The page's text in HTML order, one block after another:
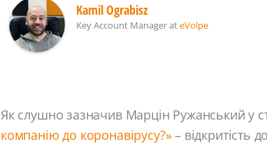
Kamil Ograbisz
Key Account ManagerateVolpe
Як слушно зазначив Марцін Ружанський у
компанію до коронавірусу?»– відкритість